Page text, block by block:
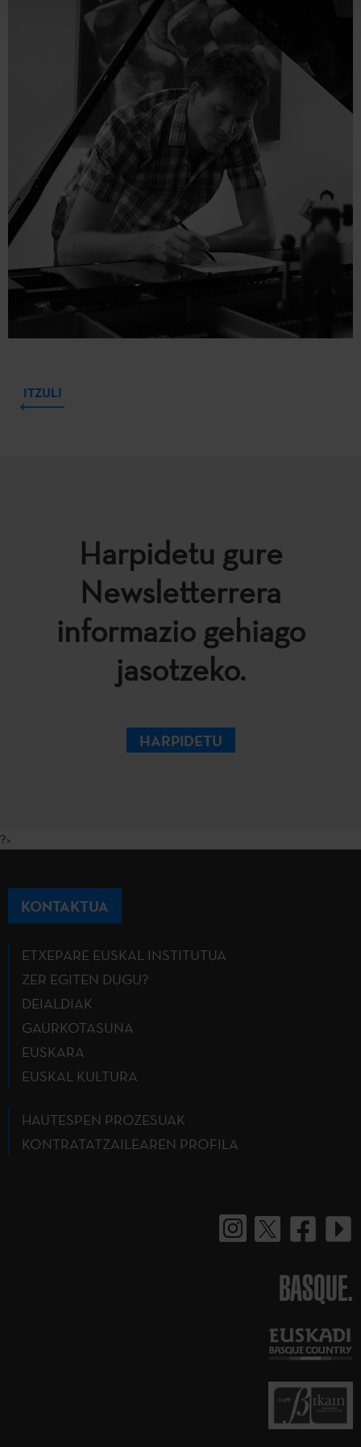
ITZULI
Harpidetu gure
Newsletterrera
informazio gehiago
jasotzeko.
HARPIDETU
?>
KONTAKTUA
ETXEPARE EUSKAL INSTITUTUA
ZER EGITEN DUGU?
DEIALDIAK
GAURKOTASUNA
EUSKARA
EUSKAL KULTURA
HAUTESPEN PROZESUAK
KONTRATATZAILEAREN PROFILA
BASQUE.